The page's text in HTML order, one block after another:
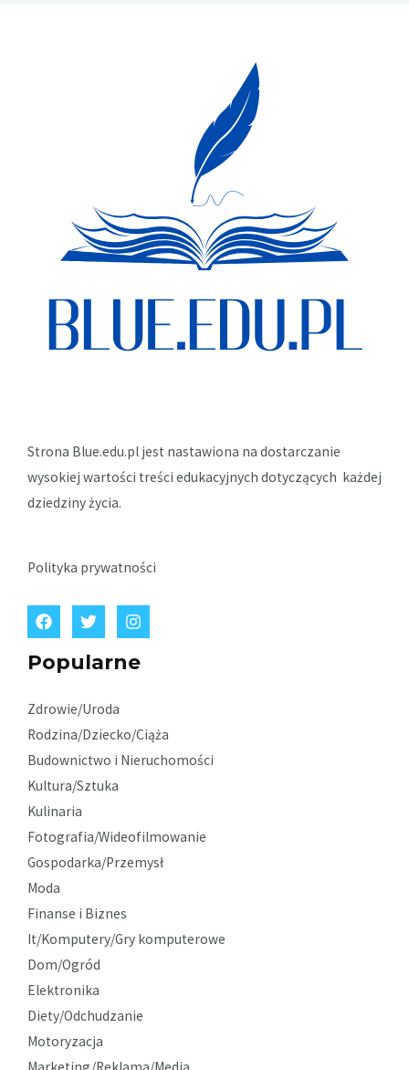
Strona Blue.edu.pl jest nastawiona na dostarczanie
wysokiej wartości treści edukacyjnych dotyczących każdej
dziedziny życia.
Polityka prywatności
Popularne
Zdrowie/Uroda
Rodzina/Dziecko/Ciąża
Budownictwo i Nieruchomości
Kultura/Sztuka
Kulinaria
Fotografia/Wideofilmowanie
Gospodarka/Przemysł
Moda
Finanse i Biznes
It/Komputery/Gry komputerowe
Dom/Ogród
Elektronika
Diety/Odchudzanie
Motoryzacja